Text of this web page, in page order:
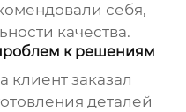
себя,
качества.
к решениям
клиент заказал
деталей